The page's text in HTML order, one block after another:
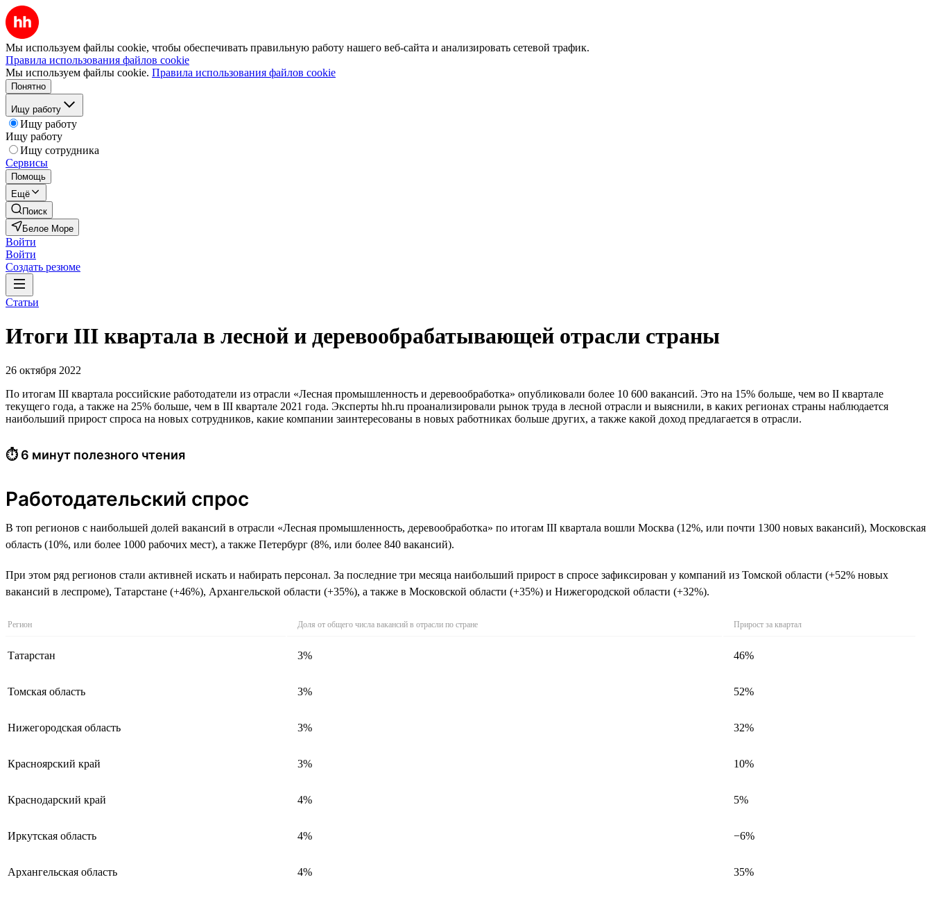
Мы используем файлы cookie, чтобы обеспечивать правильную работу нашего веб-сайта и анализировать сетевой трафик.
Правила использования файлов cookie
Мы используем файлы cookie. Правила использования файлов cookie
Понятно
Ищу работу
Ищу работу
Ищу работу
Ищу сотрудника
Сервисы
Помощь
Ещё
Поиск
Белое Море
Войти
Войти
Создать резюме
Статьи
Итоги III квартала в лесной и деревообрабатывающей отрасли страны
26 октября 2022
По итогам III квартала российские работодатели из отрасли «Лесная промышленность и деревообработка» опубликовали более 10 600 вакансий. Это на 15% больше, чем во II квартале
текущего года, а также на 25% больше, чем в III квартале 2021 года. Эксперты hh.ru проанализировали рынок труда в лесной отрасли и выяснили, в каких регионах страны наблюдается
наибольший прирост спроса на новых сотрудников, какие компании заинтересованы в новых работниках больше других, а также какой доход предлагается в отрасли.
⏱ 6 минут полезного чтения
Работодательский спрос
В топ регионов с наибольшей долей вакансий в отрасли «Лесная промышленность, деревообработка» по итогам III квартала вошли Москва (12%, или почти 1300 новых вакансий), Московская
область (10%, или более 1000 рабочих мест), а также Петербург (8%, или более 840 вакансий).
При этом ряд регионов стали активней искать и набирать персонал. За последние три месяца наибольший прирост в спросе зафиксирован у компаний из Томской области (+52% новых
вакансий в леспроме), Татарстане (+46%), Архангельской области (+35%), а также в Московской области (+35%) и Нижегородской области (+32%).
Регион Доля от общего числа вакансий в отрасли по стране Прирост за квартал
Татарстан 3% 46%
Томская область 3% 52%
Нижегородская область 3% 32%
Красноярский край 3% 10%
Краснодарский край 4% 5%
Иркутская область 4% −6%
Архангельская область 4% 35%